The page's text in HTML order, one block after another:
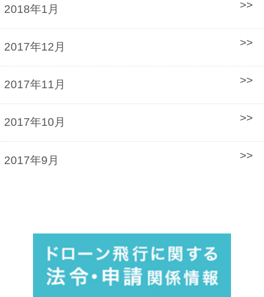
2018年1月
2017年12月
2017年11月
2017年10月
2017年9月